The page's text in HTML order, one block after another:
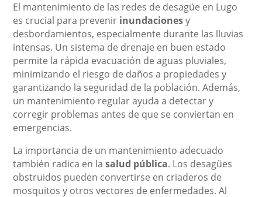
El mantenimiento de las redes de desagüe en Lugo
es crucial para prevenir inundacionesy
desbordamientos, especialmente durante las lluvias
intensas. Un sistema de drenaje en buen estado
permite la rápida evacuación de aguas pluviales,
minimizando el riesgo de daños a propiedades y
garantizando la seguridad de la población. Además,
un mantenimiento regular ayuda a detectar y
corregir problemas antes de que se conviertan en
emergencias.
La importancia de un mantenimiento adecuado
también radica en lasalud pública. Los desagües
obstruidos pueden convertirse en criaderos de
mosquitos y otros vectores de enfermedades. Al